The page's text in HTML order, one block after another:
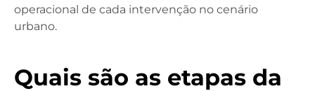
operacional de cada intervenção no cenário
urbano.
Quais são as etapas da